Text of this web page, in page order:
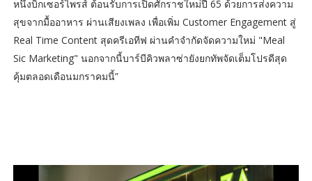
หนึ่งบิ๊กเซอร์ไพรส์ ต้อนรับการเปิดศักราชใหม่ปี 65 ด้วยการส่งความ
สุขจากมื้ออาหาร ผ่านเสียงเพลง เพื่อเพิ่ม Customer Engagement สู่
Real Time Content สุดครีเอทีฟ ผ่านคำจำกัดจัดความใหม่ "Meal
Sic Marketing" นอกจากนี้บาร์บีคิวพลาซ่ายังยกทัพจัดเต็มโปรดีสุด
คุ้มตลอดเดือนมกราคมนี้”